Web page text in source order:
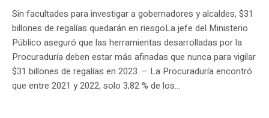
Sin facultades para investigar a gobernadores y alcaldes, $31
billones de regalías quedarán en riesgoLa jefe del Ministerio
Público aseguró que las herramientas desarrolladas por la
Procuraduría deben estar más afinadas que nunca para vigilar
$31 billones de regalías en 2023. – La Procuraduría encontró
que entre 2021 y 2022, solo 3,82 % de los...